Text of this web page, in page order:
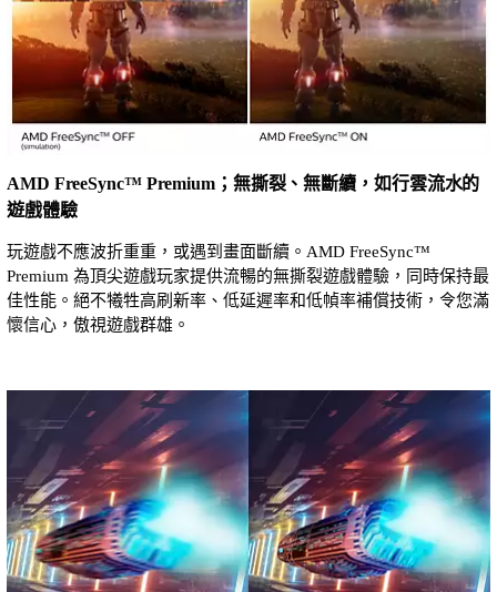
AMD FreeSync™ Premium；無撕裂、無斷續，如行雲流水的
遊戲體驗
玩遊戲不應波折重重，或遇到畫面斷續。AMD FreeSync™
Premium 為頂尖遊戲玩家提供流暢的無撕裂遊戲體驗，同時保持最
佳性能。絕不犧牲高刷新率、低延遲率和低幀率補償技術，令您滿
懷信心，傲視遊戲群雄。